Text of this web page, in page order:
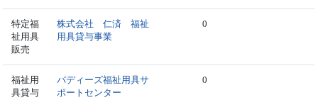
特定福
祉用具
販売
株式会社 仁済 福祉
用具貸与事業
0
福祉用
具貸与
バディーズ福祉用具サ
ポートセンター
0